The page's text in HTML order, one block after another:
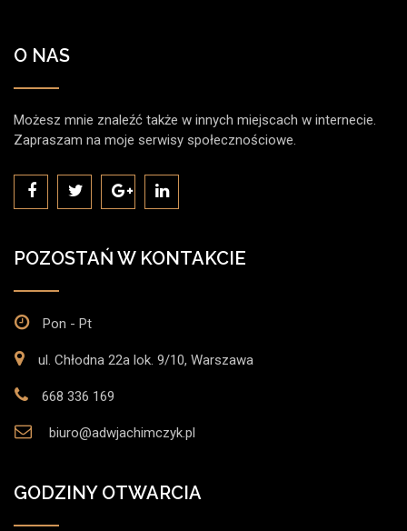
O NAS
Możesz mnie znaleźć także w innych miejscach w internecie.
Zapraszam na moje serwisy społecznościowe.
POZOSTAŃ W KONTAKCIE
Pon - Pt
ul. Chłodna 22a lok. 9/10, Warszawa
668 336 169
biuro@adwjachimczyk.pl
GODZINY OTWARCIA